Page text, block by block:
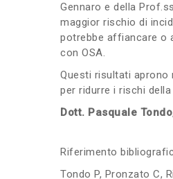
Gennaro e della
maggior rischio di
potrebbe affiancare o
con OSA.
Questi risultati aprono
per ridurre i rischi
Dott. Pasquale
Riferimento
Tondo P, Pronzato C,